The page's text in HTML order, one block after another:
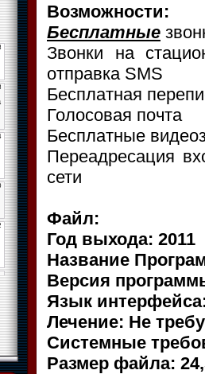
Возможности:
Бесплатные
Звонки на
отправка SMS
Бесплатная
Голосовая почта
Бесплатные
Переадресация
сети
Файл:
Год выхода: 2011
Название
Версия
Язык
Лечение: Не
Системные
Размер файла: